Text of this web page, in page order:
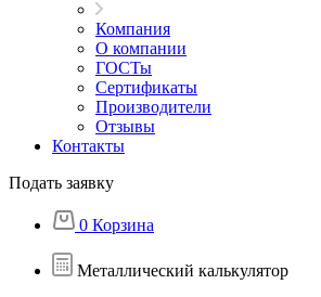
Компания
О компании
ГОСТы
Сертификаты
Производители
Отзывы
Контакты
Подать заявку
0 Корзина
Металлический калькулятор